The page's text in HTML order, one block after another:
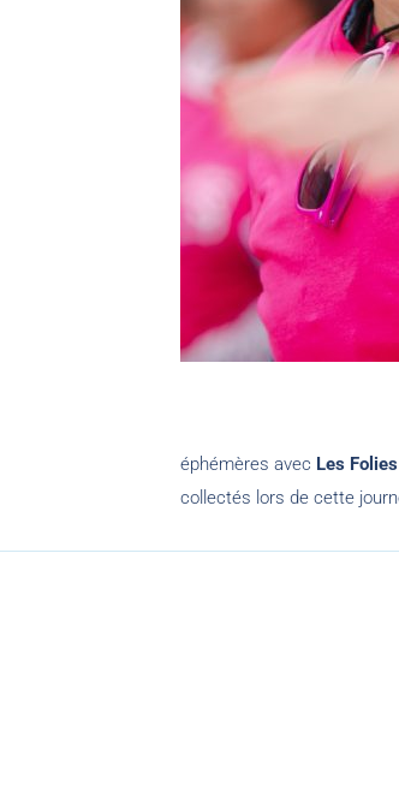
éphémères avec Les
collectés lors de cette